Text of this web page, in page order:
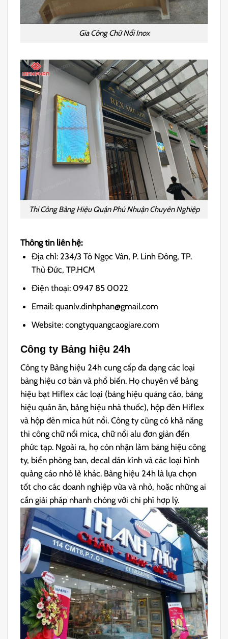
Gia Công Chữ Nổi Inox
Thi Công Bảng Hiệu Quận Phú Nhuận Chuyên Nghiệp
Thông tin liên hệ:
Địa chỉ: 234/3 Tô Ngọc Vân, P. Linh Đông, TP.
Thủ Đức, TP.HCM
Điện thoại: 0947 85 0022
Email: quanlv.dinhphan@gmail.com
Website: congtyquangcaogiare.com
Công ty Bảng hiệu 24h
Công ty Bảng hiệu 24h cung cấp đa dạng các loại
bảng hiệu cơ bản và phổ biến. Họ chuyên về bảng
hiệu bạt Hiflex các loại (bảng hiệu quảng cáo, bảng
hiệu quán ăn, bảng hiệu nhà thuốc), hộp đèn Hiflex
và hộp đèn mica hút nổi. Công ty cũng có khả năng
thi công chữ nổi mica, chữ nổi alu đơn giản đến
phức tạp. Ngoài ra, họ còn nhận làm bảng hiệu công
ty, biển phòng ban, decal dán kính và các loại hình
quảng cáo nhỏ lẻ khác. Bảng hiệu 24h là lựa chọn
tốt cho các doanh nghiệp vừa và nhỏ, hoặc những ai
cần giải pháp nhanh chóng với chi phí hợp lý.